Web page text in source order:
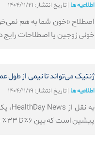
اطلاعیه ها |تاریخ انتشار: ۱۴۰۴/۱۱/۲۱
اصطلاح «خون شما به هم
خونی زوجین یا اصطلاحات رایج
ژنتیک می‌تواند تا نیمی از طول
اطلاعیه ها |تاریخ انتشار: ۱۴۰۴/۱۱/۱۹
پیشین است که بین ۶٪ تا ۳۳٪ متغیر بود.